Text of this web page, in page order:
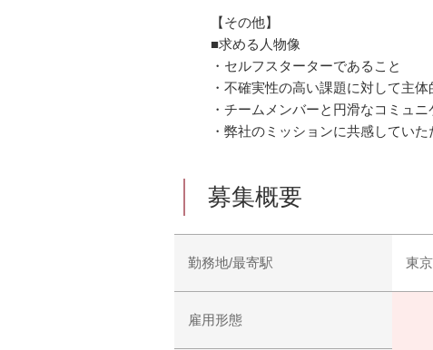
【その他】
■求める人物像
・セルフスターターであること
・不確実性の高い課題に対して主
・チームメンバーと円滑なコミュ
・弊社のミッションに共感してい
募集概要
勤務地/最寄駅 東
雇用形態